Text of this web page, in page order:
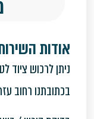
אודות
ניתן לרכוש ציוד
בכתובתנו רחוב עזריאל 19, גבעת